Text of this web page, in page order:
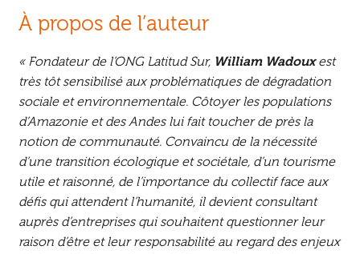
À propos de l’auteur
« Fondateur de l’ONG Latitud Sur, William Wadouxest
très tôt sensibilisé aux problématiques de dégradation
sociale et environnementale. Côtoyer les populations
d’Amazonie et des Andes lui fait toucher de près la
notion de communauté. Convaincu de la nécessité
d’une transition écologique et sociétale, d’un tourisme
utile et raisonné, de l’importance du collectif face aux
défis qui attendent l’humanité, il devient consultant
auprès d’entreprises qui souhaitent questionner leur
raison d’être et leur responsabilité au regard des enjeux